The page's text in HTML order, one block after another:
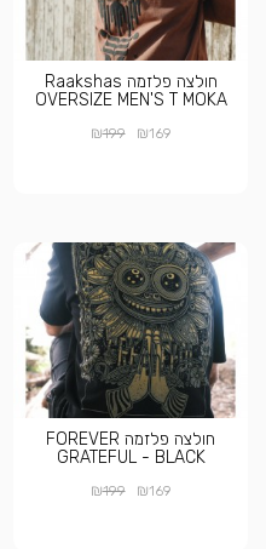
חולצה פלזמה Raakshas
OVERSIZE MEN'S T MOKA
₪169
₪199
חולצה פלזמה FOREVER
GRATEFUL - BLACK
₪169
₪199